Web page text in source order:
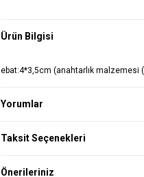
Ürün Bilgisi
ebat:4*3,5cm (anahtarlık malzemesi
Yorumlar
Taksit Seçenekleri
Önerileriniz